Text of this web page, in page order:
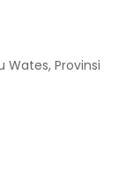
Wates, Provinsi